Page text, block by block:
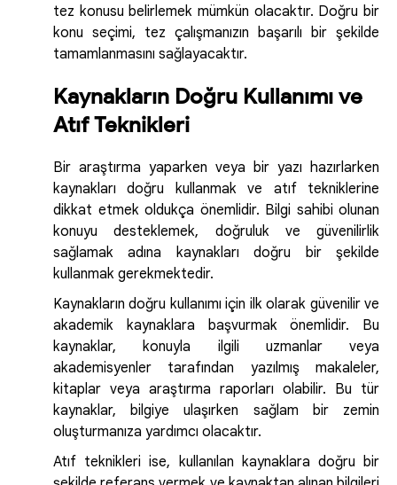
tez konusu belirlemek mümkün olacaktır. Doğru bir
konu seçimi, tez çalışmanızın başarılı bir şekilde
tamamlanmasını sağlayacaktır.
Kaynakların Doğru Kullanımı ve
Atıf Teknikleri
Bir araştırma yaparken veya bir yazı hazırlarken
kaynakları doğru kullanmak ve atıf tekniklerine
dikkat etmek oldukça önemlidir. Bilgi sahibi olunan
konuyu desteklemek, doğruluk ve güvenilirlik
sağlamak adına kaynakları doğru bir şekilde
kullanmak gerekmektedir.
Kaynakların doğru kullanımı için ilk olarak güvenilir ve
akademik kaynaklara başvurmak önemlidir. Bu
kaynaklar, konuyla ilgili uzmanlar veya
akademisyenler tarafından yazılmış makaleler,
kitaplar veya araştırma raporları olabilir. Bu tür
kaynaklar, bilgiye ulaşırken sağlam bir zemin
oluşturmanıza yardımcı olacaktır.
Atıf teknikleri ise, kullanılan kaynaklara doğru bir